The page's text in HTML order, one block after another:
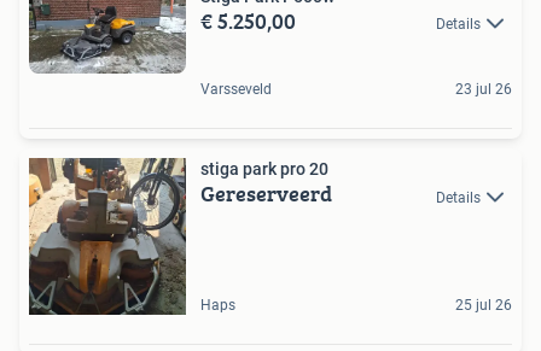
€ 5.250,00 Details
Varsseveld 23 jul 26
stiga park pro 20
Gereserveerd Details
Haps 25 jul 26